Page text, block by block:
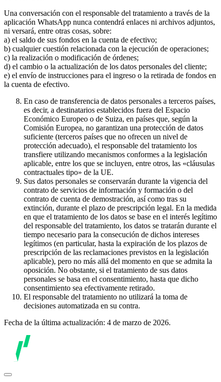
Una conversación con el responsable del tratamiento a través de la
aplicación WhatsApp nunca contendrá enlaces ni archivos adjuntos,
ni versará, entre otras cosas, sobre:
a) el saldo de sus fondos en la cuenta de efectivo;
b) cualquier cuestión relacionada con la ejecución de operaciones;
c) la realización o modificación de órdenes;
d) el cambio o la actualización de los datos personales del cliente;
e) el envío de instrucciones para el ingreso o la retirada de fondos en
la cuenta de efectivo.
En caso de transferencia de datos personales a terceros países,
es decir, a destinatarios establecidos fuera del Espacio
Económico Europeo o de Suiza, en países que, según la
Comisión Europea, no garantizan una protección de datos
suficiente (terceros países que no ofrecen un nivel de
protección adecuado), el responsable del tratamiento los
transfiere utilizando mecanismos conformes a la legislación
aplicable, entre los que se incluyen, entre otros, las «cláusulas
contractuales tipo» de la UE.
Sus datos personales se conservarán durante la vigencia del
contrato de servicios de información y formación o del
contrato de cuenta de demostración, así como tras su
extinción, durante el plazo de prescripción legal. En la medida
en que el tratamiento de los datos se base en el interés legítimo
del responsable del tratamiento, los datos se tratarán durante el
tiempo necesario para la consecución de dichos intereses
legítimos (en particular, hasta la expiración de los plazos de
prescripción de las reclamaciones previstos en la legislación
aplicable), pero no más allá del momento en que se admita la
oposición. No obstante, si el tratamiento de sus datos
personales se basa en el consentimiento, hasta que dicho
consentimiento sea efectivamente retirado.
El responsable del tratamiento no utilizará la toma de
decisiones automatizada en su contra.
Fecha de la última actualización: 4 de marzo de 2026.